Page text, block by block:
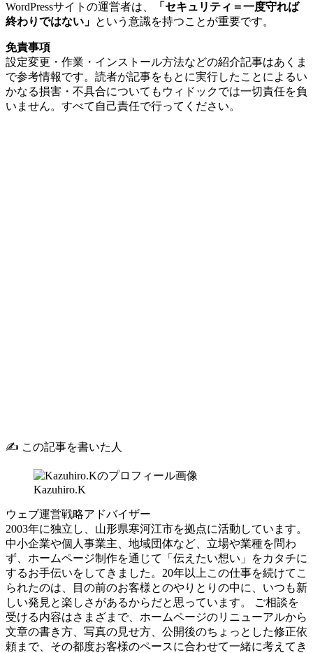
WordPressサイトの運営者は、
「セキュリティ＝一度守れば
終わりではない」 という意識を持つことが重要です。
免責事項
設定変更・作業・インストール方法などの紹介記事はあくま
で参考情報です。読者が記事をもとに実行したことによるい
かなる損害・不具合についてもウィドックでは一切責任を負
いません。すべて自己責任で行ってください。
✍️ この記事を書いた人
Kazuhiro.K
ウェブ運営戦略アドバイザー
2003年に独立し、山形県寒河江市を拠点に活動しています。
中小企業や個人事業主、地域団体など、立場や業種を問わ
ず、ホームページ制作を通じて「伝えたい想い」をカタチに
するお手伝いをしてきました。20年以上この仕事を続けてこ
られたのは、目の前のお客様とのやりとりの中に、いつも新
しい発見と楽しさがあるからだと思っています。 ご相談を
受ける内容はさまざまで、ホームページのリニューアルから
文章の書き方、写真の見せ方、公開後のちょっとした修正依
頼まで、その都度お客様のペースに合わせて一緒に考えてき